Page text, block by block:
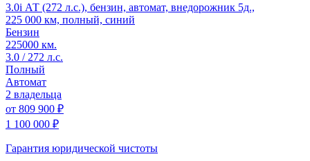
3.0i АТ (272 л.с.), бензин, автомат, внедорожник 5д.,
225 000 км, полный, синий
Бензин
225000 км.
3.0 / 272 л.с.
Полный
Автомат
2 владельца
от 809 900 ₽
1 100 000 ₽
Гарантия юридической чистоты